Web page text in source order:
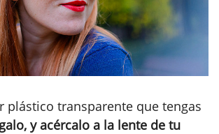
plástico transparente que tengas
y acércalo a la lente de tu